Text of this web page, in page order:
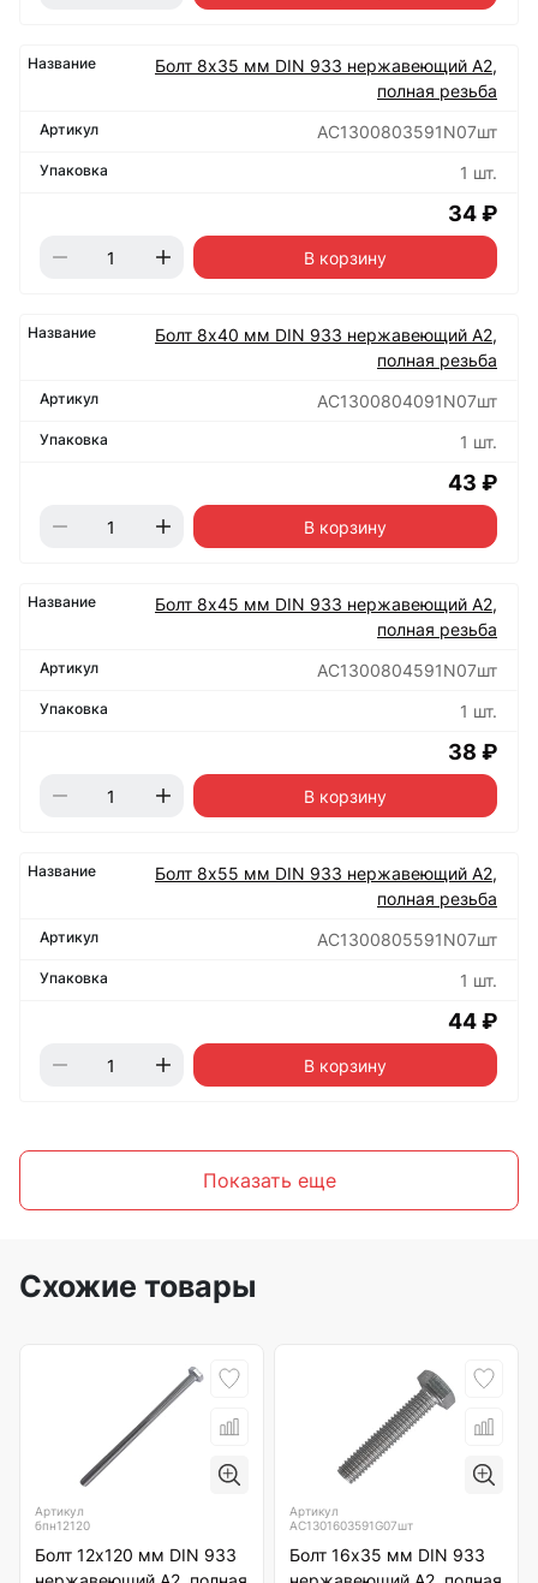
Болт 8х35 мм DIN 933 нержавеющий А2,
полная резьба
АС1300803591N07шт
1 шт.
34 ₽
В корзину
Болт 8х40 мм DIN 933 нержавеющий А2,
полная резьба
АС1300804091N07шт
1 шт.
43 ₽
В корзину
Болт 8х45 мм DIN 933 нержавеющий А2,
полная резьба
АС1300804591N07шт
1 шт.
38 ₽
В корзину
Болт 8х55 мм DIN 933 нержавеющий А2,
полная резьба
АС1300805591N07шт
1 шт.
44 ₽
В корзину
Показать еще
Схожие товары
Артикул
бпн12120
Болт 12х120 мм DIN 933
Артикул
АС1301603591G07шт
Болт 16х35 мм DIN 933